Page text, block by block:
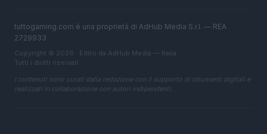
tuttogaming.com è una proprietà di AdHub Media S.r.l. — REA
2729933
Copyright © 2026 · Edito da AdHub Media — Italia
Tutti i diritti riservati
I contenuti sono curati dalla redazione con il supporto di strumenti digitali e
realizzati in collaborazione con autori indipendenti.